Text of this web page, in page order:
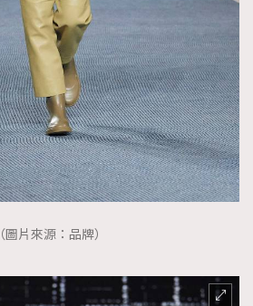
（圖片來源：品牌）